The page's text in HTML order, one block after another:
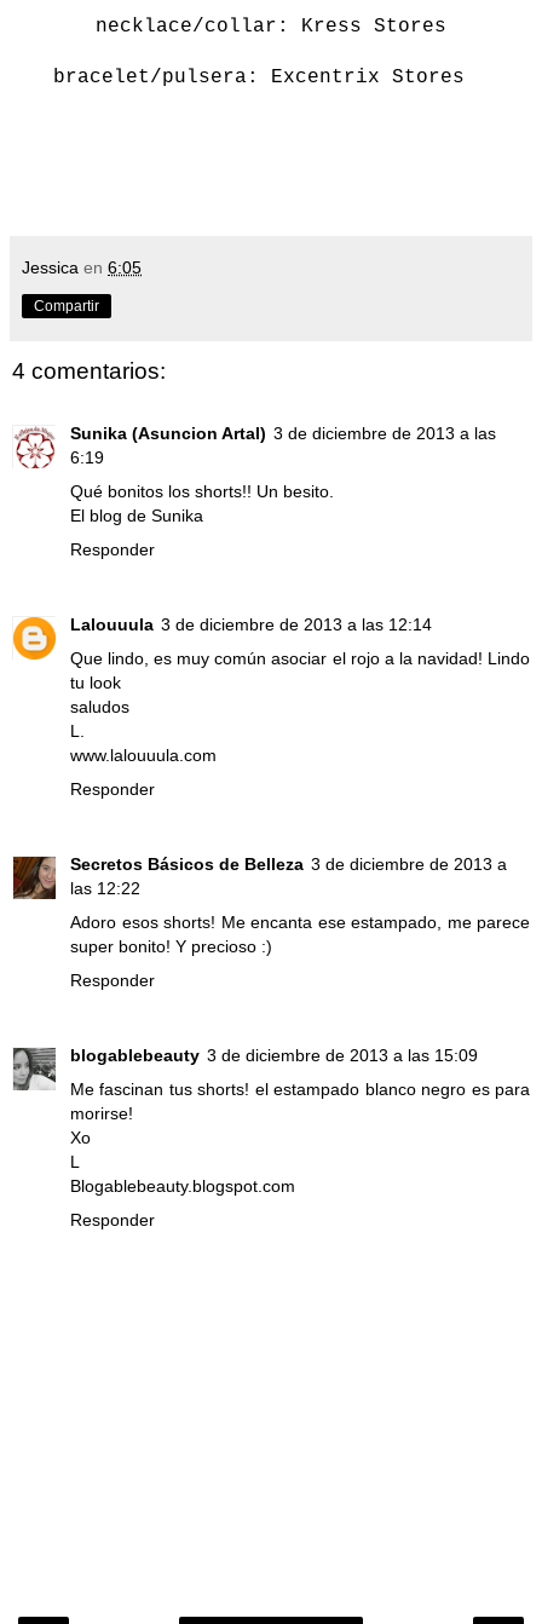
necklace/collar: Kress Stores
bracelet/pulsera: Excentrix Stores
Jessica en 6:05
Compartir
4 comentarios:
Sunika (Asuncion Artal) 3 de diciembre de 2013 a las
6:19
Qué bonitos los shorts!! Un besito.
El blog de Sunika
Responder
Lalouuula 3 de diciembre de 2013 a las 12:14
Que lindo, es muy común asociar el rojo a la navidad! Lindo
tu look
saludos
L.
www.lalouuula.com
Responder
Secretos Básicos de Belleza 3 de diciembre de 2013 a
las 12:22
Adoro esos shorts! Me encanta ese estampado, me parece
super bonito! Y precioso :)
Responder
blogablebeauty 3 de diciembre de 2013 a las 15:09
Me fascinan tus shorts! el estampado blanco negro es para
morirse!
Xo
L
Blogablebeauty.blogspot.com
Responder